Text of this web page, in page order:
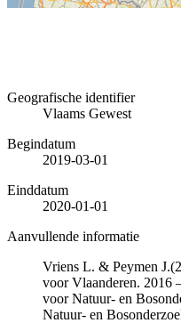
Geografische identifier
Vlaams Gewest
Begindatum
2019-03-01
Einddatum
2020-01-01
Aanvullende informatie
Vriens L. & Peymen
voor Vlaanderen. 2016
voor Natuur- en
Natuur- en